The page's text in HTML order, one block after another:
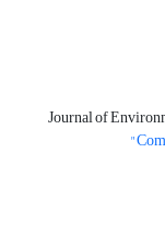
Journal of